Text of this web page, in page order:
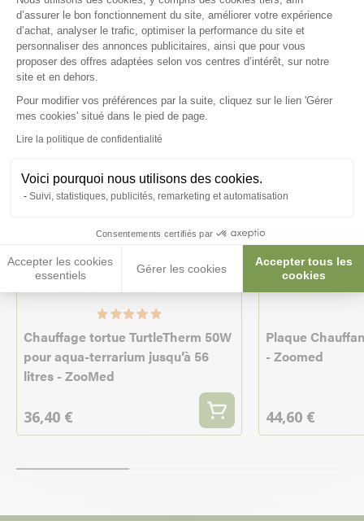
d’assurer le bon fonctionnement du site, améliorer votre expérience
d’achat, analyser le trafic, optimiser la performance du site et
personnaliser des annonces publicitaires, ainsi que pour vous
proposer des offres adaptées selon vos centres d’intérêt, sur notre
site et en dehors.
Pour modifier vos préférences par la suite, cliquez sur le lien 'Gérer
mes cookies' situé dans le pied de page.
Lire la politique de confidentialité
Voici pourquoi nous utilisons des cookies.
Suivi, statistiques, publicités, remarketing et automatisation
Consentements certifiés par
Accepter les cookies
essentiels
Gérer les cookies
Accepter tous les
cookies
Axeptio consent
intéresser
Chauffage tortue TurtleTherm 50W
pour aqua-terrarium jusqu’à 56
litres - ZooMed
36,40 €
Plaque
- Zoomed
44,60 €